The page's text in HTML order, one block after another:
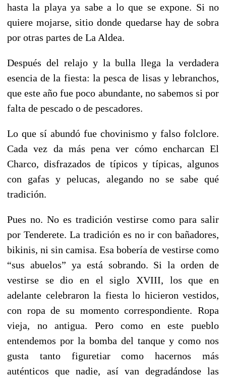
hasta la playa ya sabe a lo que se expone. Si no
quiere mojarse, sitio donde quedarse hay de sobra
por otras partes de La Aldea.
Después del relajo y la bulla llega la verdadera
esencia de la fiesta: la pesca de lisas y lebranchos,
que este año fue poco abundante, no sabemos si por
falta de pescado o de pescadores.
Lo que sí abundó fue chovinismo y falso folclore.
Cada vez da más pena ver cómo encharcan El
Charco, disfrazados de típicos y típicas, algunos
con gafas y pelucas, alegando no se sabe qué
tradición.
Pues no. No es tradición vestirse como para salir
por Tenderete. La tradición es no ir con bañadores,
bikinis, ni sin camisa. Esa bobería de vestirse como
“sus abuelos” ya está sobrando. Si la orden de
vestirse se dio en el siglo XVIII, los que en
adelante celebraron la fiesta lo hicieron vestidos,
con ropa de su momento correspondiente. Ropa
vieja, no antigua. Pero como en este pueblo
entendemos por la bomba del tanque y como nos
gusta tanto figuretiar como hacernos más
auténticos que nadie, así van degradándose las